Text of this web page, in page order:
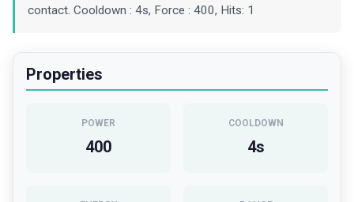
contact. Cooldown : 4s, Force : 400, Hits: 1
Properties
POWER
400
COOLDOWN
4s